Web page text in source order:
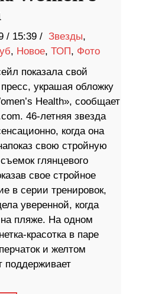
/ 15:39 / Звезды,
, Новое, ТОП, Фото
показала свой
украшая обложку
Health», сообщает
46-летняя звезда
когда она
свою стройную
глянцевого
свое стройное
в серии тренировок,
уверенной, когда
пляже. На одном
красотка в паре
и желтом
поддерживает